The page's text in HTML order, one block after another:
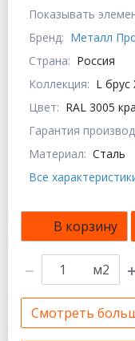
Показывать
Бренд: Металл
Страна: Россия
Коллекция: L брус
Цвет: RAL 3005
Гарантия
Материал: Сталь
Все
В корзину
м2
Смотреть